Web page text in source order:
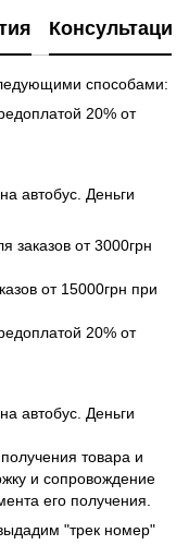
Консультация
способами:
20% от
автобус. Деньги
заказов от 3000грн
от 15000грн при
20% от
автобус. Деньги
товара и
и сопровождение
его получения.
"трек номер"